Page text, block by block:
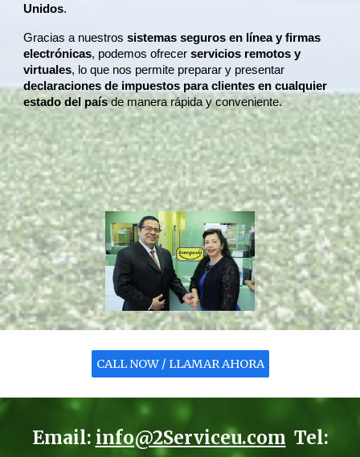
Unidos.
Gracias a nuestrossistemas seguros en línea y firmas
electrónicas, podemos ofrecerservicios remotos y
virtuales, lo que nos permite preparar y presentar
declaraciones de impuestos para clientes en cualquier
estado del paísde manera rápida y conveniente.
CALL NOW / LLAMAR AHORA
Email: info@2Serviceu.com Tel: